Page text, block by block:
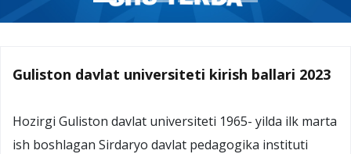
Guliston davlat universiteti kirish ballari 2023
Hozirgi Guliston davlat universiteti 1965- yilda ilk marta
ish boshlagan Sirdaryo davlat pedagogika instituti